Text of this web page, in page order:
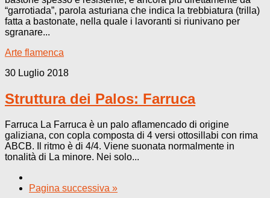
“garrotiada”, parola asturiana che indica la trebbiatura (trilla)
fatta a bastonate, nella quale i lavoranti si riunivano per
sgranare...
Arte flamenca
30 Luglio 2018
Struttura dei Palos: Farruca
Farruca La Farruca è un palo aflamencado di origine
galiziana, con copla composta di 4 versi ottosillabi con rima
ABCB. Il ritmo è di 4/4. Viene suonata normalmente in
tonalità di La minore. Nei solo...
Pagina successiva »